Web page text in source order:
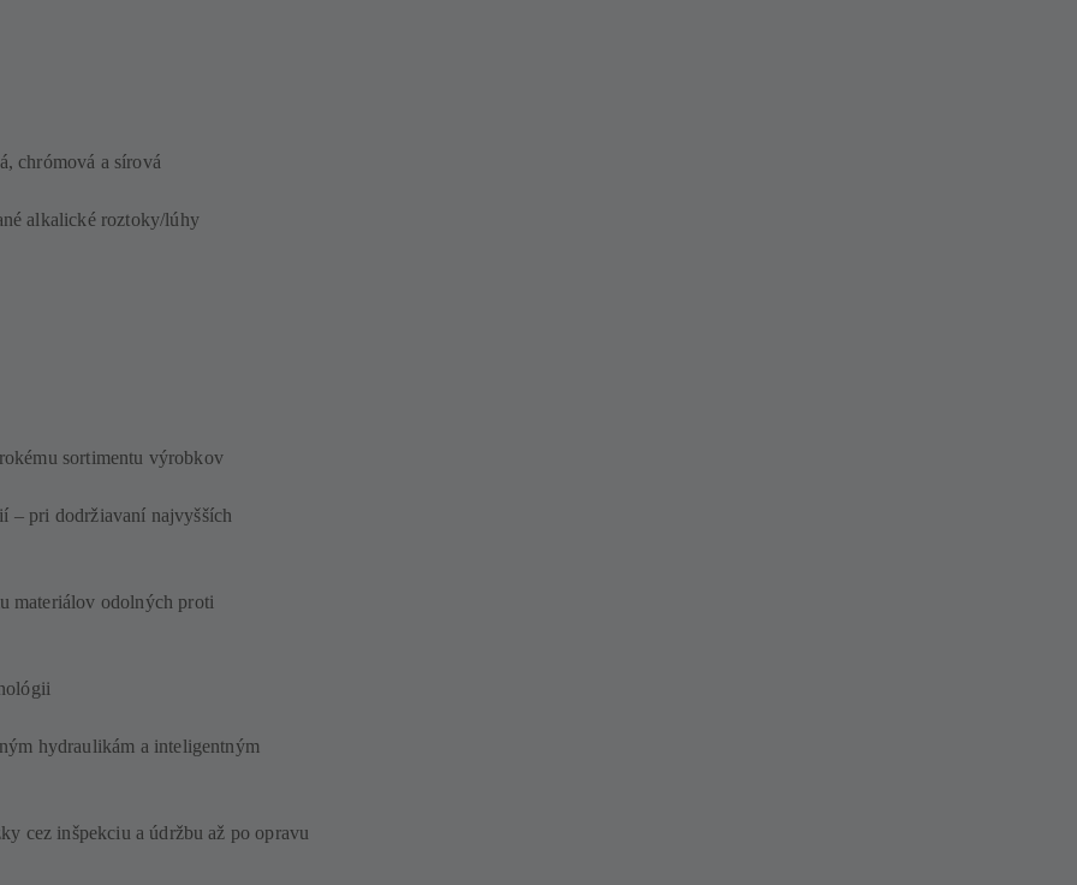
chrómová a sírová
alkalické roztoky/lúhy
sortimentu výrobkov
– pri dodržiavaní najvyšších
materiálov odolných proti
hydraulikám a inteligentným
cez inšpekciu a údržbu až po opravu